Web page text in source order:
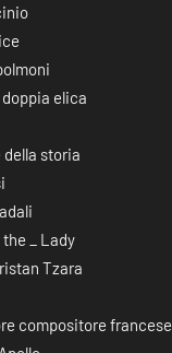
elica
della storia
_ Lady
Tzara
compositore francese